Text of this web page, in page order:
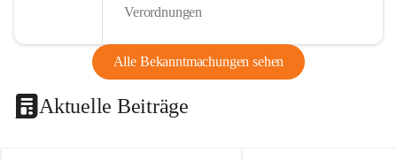
Verordnungen
Alle Bekanntmachungen sehen
Aktuelle Beiträge